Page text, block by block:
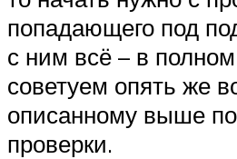
попадающего под
с ним всё – в
советуем опять же
описанному выше
проверки.